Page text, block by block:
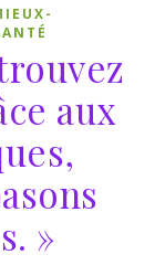
aux
»